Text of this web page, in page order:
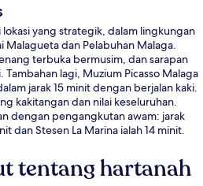
yang strategik, dalam lingkungan
Malagueta dan Pelabuhan Malaga.
terbuka bermusim, dan sarapan
lagi, Muzium Picasso Malaga
jarak 15 minit dengan berjalan kaki.
kakitangan dan nilai keseluruhan.
dengan pengangkutan awam: jarak
dan Stesen La Marina ialah 14 minit.
tentang hartanah